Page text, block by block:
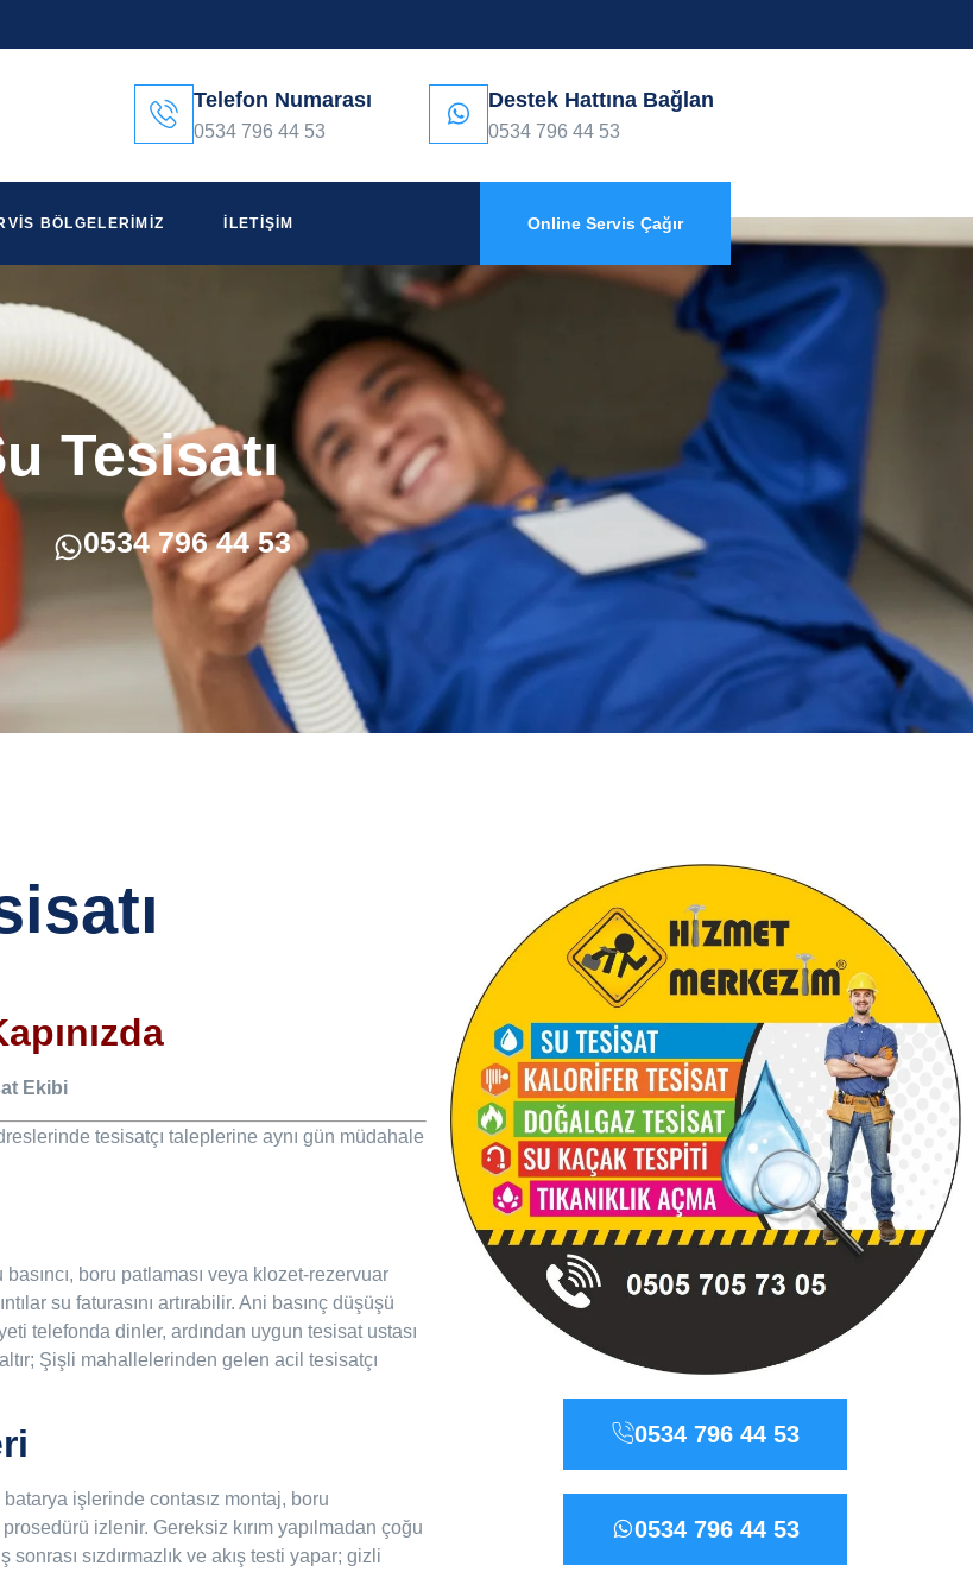
Telefon Numarası
0534 796 44 53
Destek Hattına Bağlan
0534 796 44 53
BÖLGELERIMIZ İLETIŞIM Online Servis Çağır
Tesisatı
0534 796 44 53
Ekibi
tesisatçı taleplerine aynı gün müdahale
boru patlaması veya klozet-rezervuar
su faturasını artırabilir. Ani basınç düşüşü
telefonda dinler, ardından uygun tesisat ustası
Şişli mahallelerinden gelen acil tesisatçı
işlerinde contasız montaj, boru
izlenir. Gereksiz kırım yapılmadan çoğu
sızdırmazlık ve akış testi yapar; gizli
0534 796 44 53
0534 796 44 53